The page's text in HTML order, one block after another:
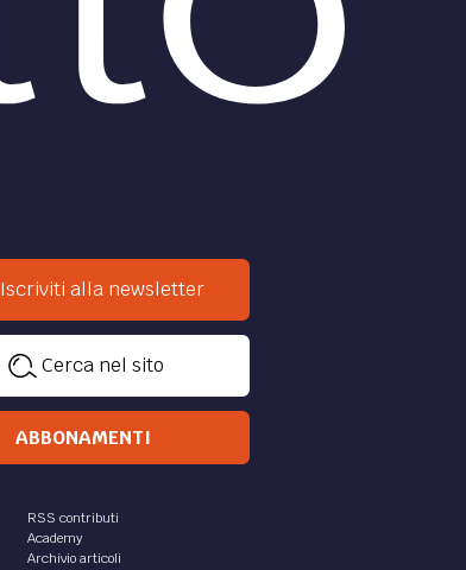
Iscriviti alla newsletter
Cerca nel sito
ABBONAMENTI
RSS contributi
Academy
Archivio articoli